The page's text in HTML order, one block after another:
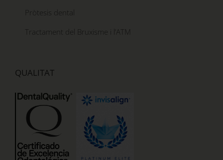
Pròtesis dental
Tractament del Bruxisme i l’ATM
QUALITAT